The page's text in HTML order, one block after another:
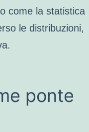
come la statistica
le distribuzioni,
ponte